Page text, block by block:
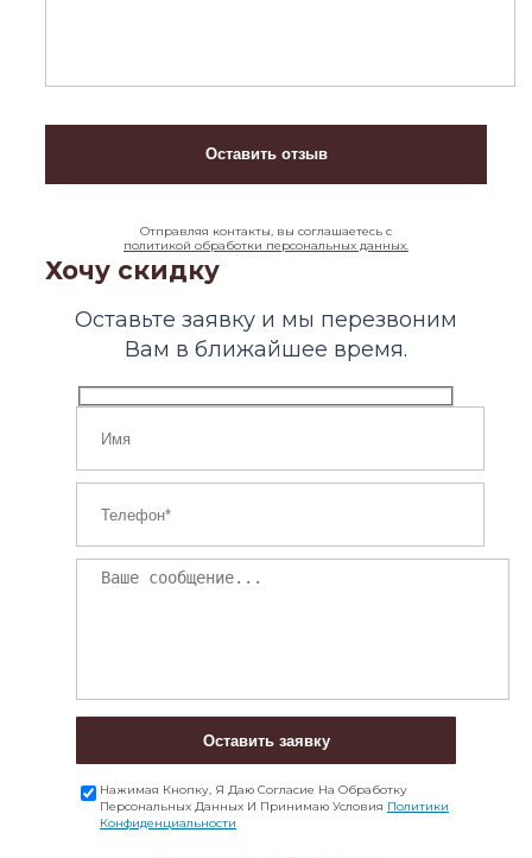
Отправляя контакты, вы соглашаетесь с
политикой обработки персональных данных.
Хочу скидку
Оставьте заявку и мы перезвоним
Вам в ближайшее время.
Оставить заявку
Нажимая Кнопку, Я Даю Согласие На Обработку
Персональных Данных И Принимаю Условия Политики
Конфиденциальности